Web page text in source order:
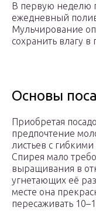
В первую неделю
ежедневный
Мульчирование
сохранить влагу в
Основы
Приобретая
предпочтение
листьев с
Спирея мало
выращивания в
угнетающих её
месте она
пересаживать